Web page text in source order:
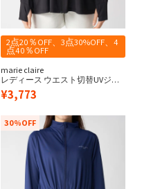
2点20％OFF、3点30%OFF、4
点40％OFF
marie claire
レディース ウエスト切替UVジャ
ケット
¥3,773
30%OFF